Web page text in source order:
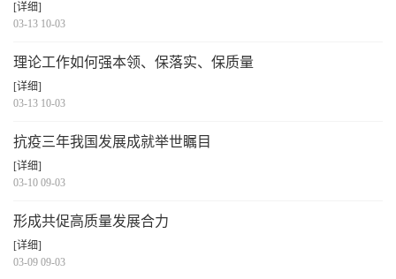
[详细]
03-13 10-03
理论工作如何强本领、保落实、保质量
[详细]
03-13 10-03
抗疫三年我国发展成就举世瞩目
[详细]
03-10 09-03
形成共促高质量发展合力
[详细]
03-09 09-03